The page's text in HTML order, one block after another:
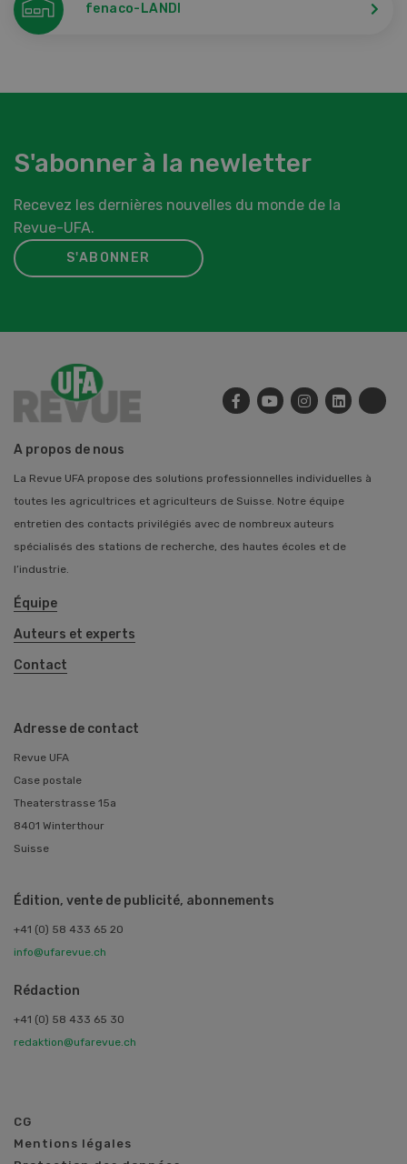
fenaco-LANDI
S'abonner à la newletter
Recevez les dernières nouvelles du monde de la
Revue-UFA.
S'ABONNER
A propos de nous
La Revue UFA propose des solutions professionnelles individuelles à
toutes les agricultrices et agriculteurs de Suisse. Notre équipe
entretien des contacts privilégiés avec de nombreux auteurs
spécialisés des stations de recherche, des hautes écoles et de
l’industrie.
Équipe
Auteurs et experts
Contact
Adresse de contact
Revue UFA
Case postale
Theaterstrasse 15a
8401 Winterthour
Suisse
Édition, vente de publicité, abonnements
+41 (0) 58 433 65 20
info@ufarevue.ch
Rédaction
+41 (0) 58 433 65 30
redaktion@ufarevue.ch
CG
Mentions légales